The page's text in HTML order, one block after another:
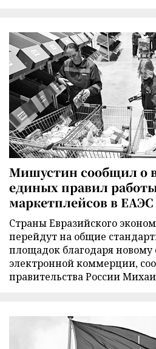
Мишустин сообщил о
единых правил
маркетплейсов в ЕАЭС
Страны Евразийского
перейдут на общие
площадок благодаря
электронной коммерции,
правительства России